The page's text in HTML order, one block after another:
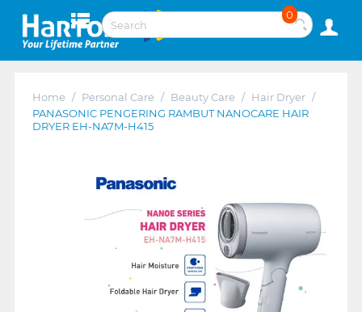
0
Home / Personal Care / Beauty Care / Hair Dryer /
PANASONIC PENGERING RAMBUT NANOCARE HAIR
DRYER EH-NA7M-H415